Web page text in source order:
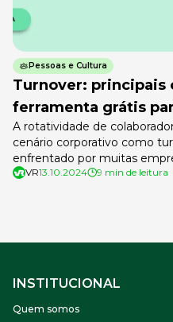
Pessoas e Cultura
Turnover: principais
ferramenta grátis
A rotatividade de
cenário corporativo como
enfrentado por muitas
estratégias assertivas para a
VR13.10.2024 9 min de leitura
INSTITUCIONAL
Quem somos